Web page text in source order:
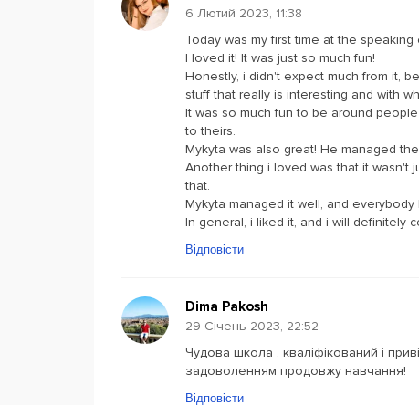
6 Лютий 2023, 11:38
Today was my first time at the
I loved it! It was just so much fun!
Honestly, i didn't expect much from it,
stuff that really is interesting and with
It was so much fun to be around
to theirs.
Mykyta was also great! He managed
Another thing i loved was that it wasn't
that.
Mykyta managed it well, and
In general, i liked it, and i will definitely
Відповісти
Dima Pakosh
29 Січень 2023, 22:52
Чудова школа , кваліфікований і
задоволенням продовжу навчання!
Відповісти